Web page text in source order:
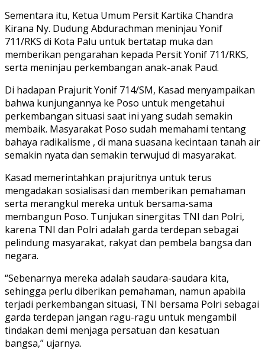
Sementara itu, Ketua Umum Persit Kartika Chandra
Kirana Ny. Dudung Abdurachman meninjau Yonif
711/RKS di Kota Palu untuk bertatap muka dan
memberikan pengarahan kepada Persit Yonif 711/RKS,
serta meninjau perkembangan anak-anak Paud.
Di hadapan Prajurit Yonif 714/SM, Kasad menyampaikan
bahwa kunjungannya ke Poso untuk mengetahui
perkembangan situasi saat ini yang sudah semakin
membaik. Masyarakat Poso sudah memahami tentang
bahaya radikalisme , di mana suasana kecintaan tanah air
semakin nyata dan semakin terwujud di masyarakat.
Kasad memerintahkan prajuritnya untuk terus
mengadakan sosialisasi dan memberikan pemahaman
serta merangkul mereka untuk bersama-sama
membangun Poso. Tunjukan sinergitas TNI dan Polri,
karena TNI dan Polri adalah garda terdepan sebagai
pelindung masyarakat, rakyat dan pembela bangsa dan
negara.
“Sebenarnya mereka adalah saudara-saudara kita,
sehingga perlu diberikan pemahaman, namun apabila
terjadi perkembangan situasi, TNI bersama Polri sebagai
garda terdepan jangan ragu-ragu untuk mengambil
tindakan demi menjaga persatuan dan kesatuan
bangsa,” ujarnya.